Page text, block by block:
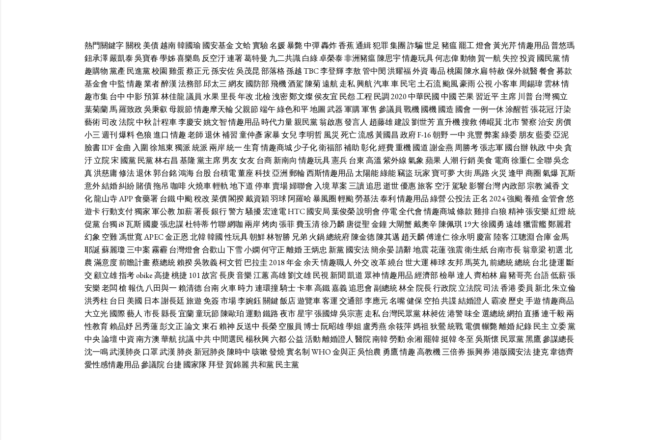
熱門關鍵字關稅美債越南韓國瑜 國安基金文蛤實驗名媛暴斃中彈轟炸香蕉通緝犯罪集團詐騙世足 豬瘟罷工燈會黃光芹情趣用品普悠瑪
鈕承澤嚴凱泰吳寶春學姊喜樂島 反空汙連署葛特曼 九二共識白綠卓榮泰非洲豬瘟陳思宇情趣玩具何志偉動物賀一航失控投資 國民黨情
趣購物黨產 民進黨校園雞蛋蔡正元孫安佐吳茂昆部落格孫越TBC李登輝李敖管中閔洪耀福外資毒品桃園陳水扁特赦保外就醫餐會募款
基金會中監情趣業者醉漢法務部邱太三網友國防部飛機酒駕陳菊遠航走私興航汽車車民宅土石流颱風豪雨公視小客車周錫瑋雲林情
趣市集台中 中影預算林佳龍議員 水果里長年改北檢洩密鄭文燦侯友宜 民怨工程 民調2020中華民國中國芒果習近平主席 川普台灣獨立
葉菊蘭馬羅致政吳秉叡母親節情趣摩天輪父親節端午綠色和平地圖武器軍購軍售 參議員 戰機國機國造 國會一例一休涂醒哲張花冠汙染
藝術司改法院中秋計程車李慶安姚文智情趣用品 時代力量親民黨翁啟惠發言人 趙藤雄建設劉世芳直升機搜救傅崐萁北市警察治安房價
小三週刊爆料色狼進口 情趣老師退休補習童仲彥家暴女兒李明哲風災 死亡流感黃國昌 政府F-16朝野一中 兆豐弊案綠委朋友藍委亞泥
臉書IDF金曲 入圍徐旭東獨派統派 兩岸統一生育情趣商城少子化衛福部補助彰化經費重機國道謝金燕 周勝考張志軍國台辦執政中央貪
汙立院宋 國黨民黨林右昌 基隆黨主席男友女友台商新南向 情趣玩具憲兵台東高溫 紫外線氣象蘋果 人潮行銷美食 電商徐重仁全聯吳念
真洪慈庸修法退休郭台銘鴻海台股 台積電董座科技亞洲 郵輪西斯情趣用品 太陽能綠能竊盜玩家寶可夢大街馬路 火災 逢甲 商圈氣爆瓦斯
意外結婚糾紛賭債拖吊 咖啡火燒車輕軌地下道停車賣場婦聯會 入境草案三讀追思逝世優惠旅客 空汙駕駛影響台灣內政部宗教滅香文
化龍山寺APP食藥署台鐵中颱稅改菜價閣揆戴資穎羽球阿羅哈暴風圈輕颱勞基法泰利情趣用品綠營公投法正名 2024強颱養殖金管會悠
遊卡行動支付獨家軍公教 加薪署長銀行警方騷擾宏達電HTC國安局葉俊榮說明會停電全代會情趣商城條款雞排白狼精神張安樂紅燈統
促黨台獨i8瓦斯國慶張忠謀杜特蒂竹聯網咖 兩岸烤肉張菲費玉清徐乃麟唐從聖金鐘大閘蟹戴奧辛陳佩琪 19大徐國勇 遠雄獵雷艦鄭麗君
幻象 空難馮世寬APEC金正恩北韓韓國性玩具朝鮮林智勝 兄弟 火鍋總統府陳金德陳其邁 趙天麟傅達仁徐永明 慶富 陸客江聰淵 合庫金馬
耶誕蘇麗瓊三中案霧霾 台灣燈會合歡山下雪小嫻何守正離婚王炳忠 新黨國安法簡余晏請辭地震花蓮強震衛生紙台南市長翁章梁初選北
農滿意度前瞻計畫蔡總統賴揆吳敦義柯文哲巴拉圭2018年金余天情趣職人 外交改革繞台 世大運棒球友邦馬英九前總統總統台北捷運 斷
交 顧立雄指考obike高捷桃捷 101故宮長庚音樂江蕙高雄劉文雄民視新聞 凱道 眾神情趣用品經濟部檢舉達人 齊柏林 扁豬哥亮台語低薪張
安樂老闆槍報仇 八田與一賴清德台南火車時力 連環撞騎士卡車高鐵嘉義追思會副總統林全 院長行政院立法院司法香港委員 新北朱立倫
洪秀柱 台日 美國 日本謝長廷旅遊 免簽市場李婉鈺關鍵飯店遊覽車客運交通部李應元名嘴健保空拍共諜結婚證人 霸凌 歷史 手遊情趣商品
大立光國際藝人 市長縣長宜蘭童玩節陳歐珀運動鐵路夜市星宇張國煒吳宗憲走私台灣民眾黨林昶佐港警味全選總統網拍直播連千毅兩
性教育賴品妤呂秀蓮彭文正論文東石賴神 反送中 長榮空服員 博士阮昭雄學姐 盧秀燕余筱萍媽祖 狄鶯統戰電價輾斃離婚紀錄民主 立委黨
中央論壇中資南方澳華航抗議中共中間選民楊秋興六都公益活動離婚證人 醫院南韓勞動余湘罷韓挺韓冬至吳斯懷 民眾黨黑鷹參謀總長
沈一鳴武漢肺炎 口罩武漢 肺炎 新冠肺炎陳時中 咳嗽發燒實名制WHO金與正吳怡農 勇鷹情趣高教機三倍券振興券港版國安法捷克韋德齊
愛性感情趣用品參議院台捷 國家隊拜登賀錦麗共和黨民主黨